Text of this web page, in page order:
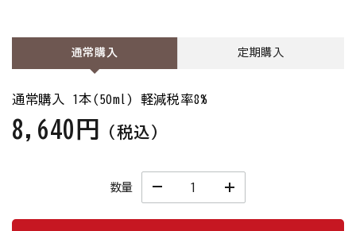
通常購入 定期購入
通常購入 1本(50ml) 軽減税率8%
8,640円 （税込）
数量